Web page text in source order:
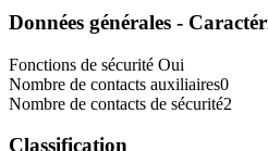
Données générales -
Fonctions de sécurité Oui
Nombre de contacts auxiliaires0
Nombre de contacts de sécurité2
Classification